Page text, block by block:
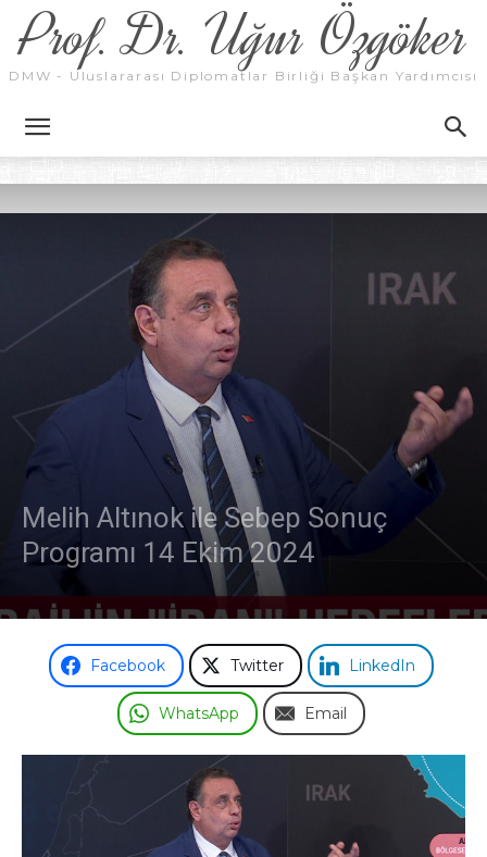
Prof. Dr. Uğur Özgöker
DMW - Uluslararası Diplomatlar Birliği Başkan Yardımcısı
Melih Altınok ile Sebep Sonuç
Programı 14 Ekim 2024
Facebook Twitter LinkedIn
WhatsApp Email